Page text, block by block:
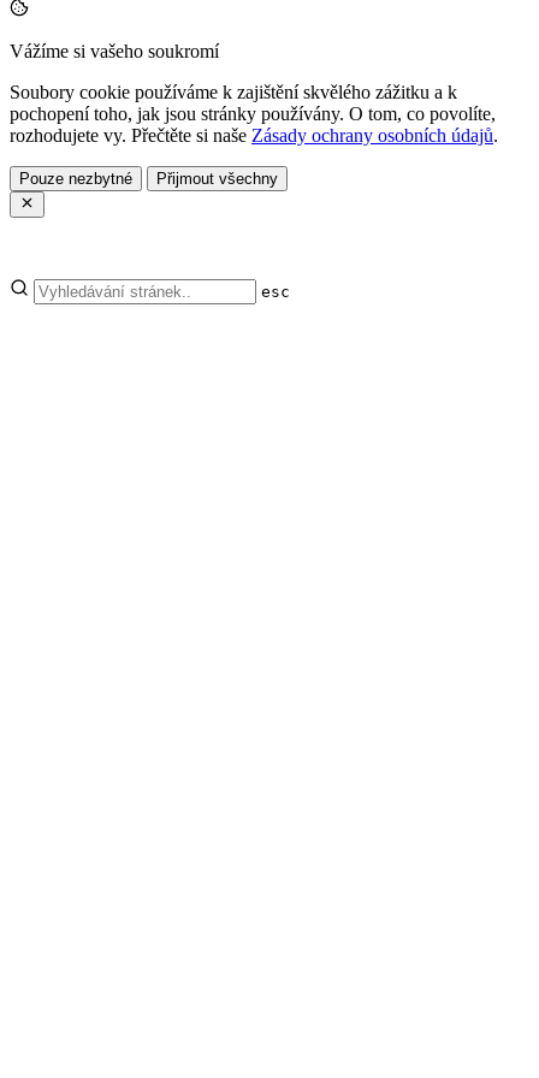
Vážíme si vašeho soukromí
Soubory cookie používáme k zajištění skvělého zážitku a k
pochopení toho, jak jsou stránky používány. O tom, co povolíte,
rozhodujete vy. Přečtěte si naše Zásady ochrany osobních údajů.
Pouze nezbytné Přijmout všechny
esc